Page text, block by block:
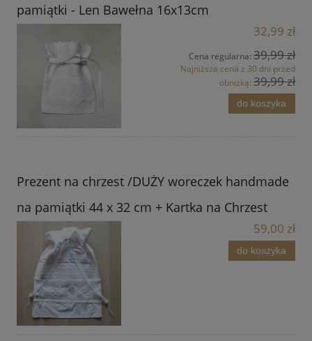
pamiątki - Len Bawełna 16x13cm
32,99 zł
Cena regularna: 39,99 zł
Najniższa cena z 30 dni przed
obniżką: 39,99 zł
do koszyka
Prezent na chrzest /DUŻY woreczek handmade
na pamiątki 44 x 32 cm + Kartka na Chrzest
59,00 zł
do koszyka